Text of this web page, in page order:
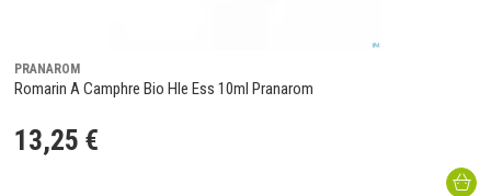
PRANAROM
Romarin A Camphre Bio Hle Ess 10ml Pranarom
13,25 €